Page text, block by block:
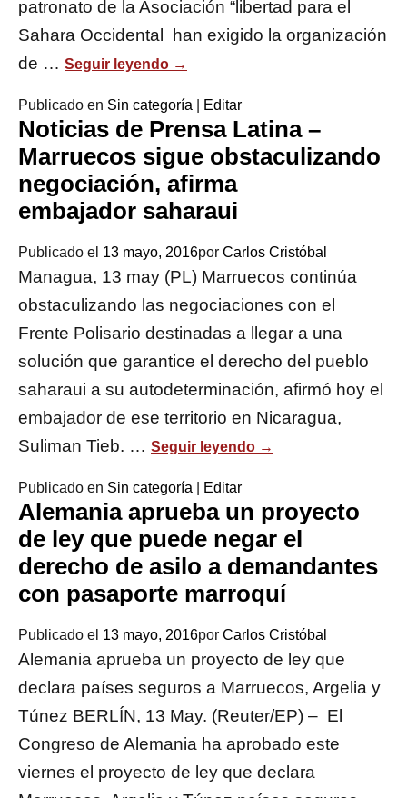
patronato de la Asociación “libertad para el
Sahara Occidental han exigido la organización
de … Seguir leyendo →
Publicado en Sin categoría Editar
Noticias de Prensa Latina –
Marruecos sigue obstaculizando
negociación, afirma
embajador saharaui
Publicado el 13 mayo, 2016por Carlos Cristóbal
Managua, 13 may (PL) Marruecos continúa
obstaculizando las negociaciones con el
Frente Polisario destinadas a llegar a una
solución que garantice el derecho del pueblo
saharaui a su autodeterminación, afirmó hoy el
embajador de ese territorio en Nicaragua,
Suliman Tieb. … Seguir leyendo →
Publicado en Sin categoría Editar
Alemania aprueba un proyecto
de ley que puede negar el
derecho de asilo a demandantes
con pasaporte marroquí
Publicado el 13 mayo, 2016por Carlos Cristóbal
Alemania aprueba un proyecto de ley que
declara países seguros a Marruecos, Argelia y
Túnez BERLÍN, 13 May. (Reuter/EP) – El
Congreso de Alemania ha aprobado este
viernes el proyecto de ley que declara